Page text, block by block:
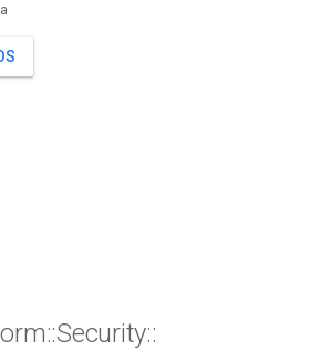
::Security::